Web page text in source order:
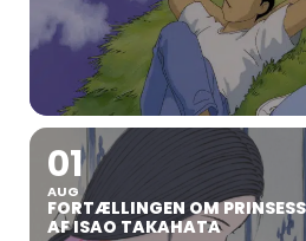
01
AUG
FORTÆLLINGEN OM
AF ISAO TAKAHATA